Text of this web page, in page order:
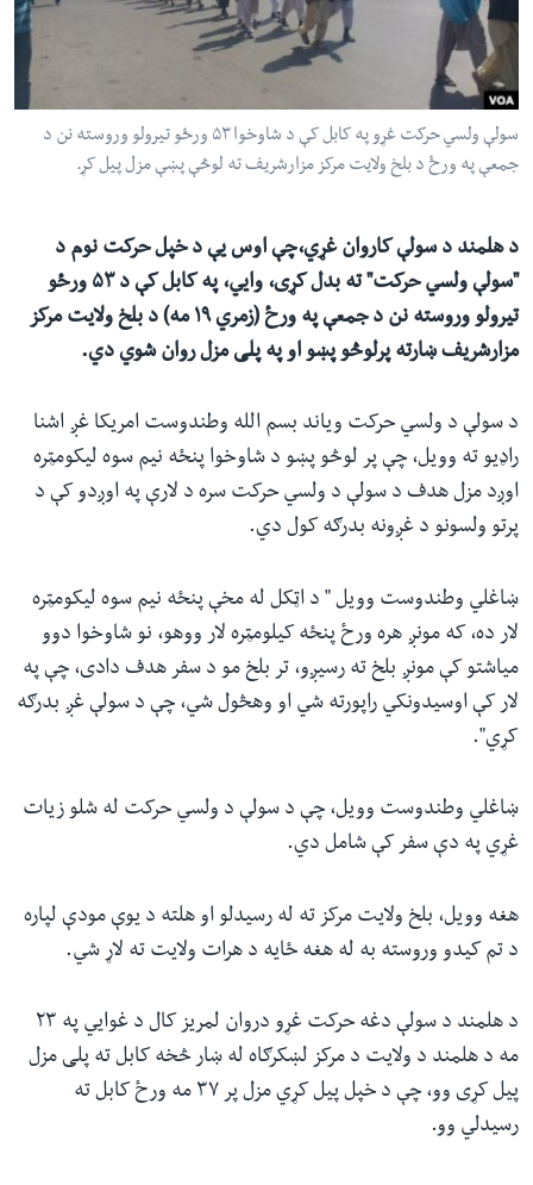
شئ
ځای
لاړ
له مونږ سره په تماس کې پاتې شئ
ژبې
سولې ولسي حرکت غړو په کابل کې د شاوخوا ۵۳ ورځو تیرولو وروسته نن د
جمعې په ورځ د بلخ ولایت مرکز مزارشریف ته لوڅې پښې مزل پیل کړ.
د هلمند د سولې کاروان غړي،چې اوس یې د خپل حرکت نوم د
"سولې ولسي حرکت" ته بدل کړی، وایي، په کابل کې د ۵۳ ورځو
تیرولو وروسته نن د جمعې په ورځ (زمري ۱۹ مه) د بلخ ولایت مرکز
مزارشریف ښارته پرلوڅو پښو او په پلی مزل روان شوي دي.
د سولې د ولسي حرکت ویاند بسم الله وطندوست امریکا غږ اشنا
راډیو ته وویل، چې پر لوڅو پښو د شاوخوا پنځه نیم سوه لیکومټره
اوږد مزل هدف د سولې د ولسي حرکت سره د لارې په اوږدو کې د
پرتو ولسونو د غږونه بدرګه کول دي.
ښاغلي وطندوست وویل " د اټکل له مخې پنځه نیم سوه لیکومټره
لار ده، که مونږ هره ورځ پنځه کیلومټره لار ووهو، نو شاوخوا دوو
میاشتو کې مونږ بلخ ته رسیږو، تر بلخ مو د سفر هدف دادی، چې په
لار کې اوسیدونکي راپورته شي او وهڅول شي، چې د سولې غږ بدرګه
کړي".
ښاغلي وطندوست وویل، چې د سولې د ولسي حرکت له شلو زیات
غړي په دې سفر کې شامل دي.
هغه وویل، بلخ ولایت مرکز ته له رسیدلو او هلته د یوې مودې لپاره
د تم کیدو وروسته به له هغه ځایه د هرات ولایت ته لاړ شي.
د هلمند د سولې دغه حرکت غړو دروان لمریز کال د غوایي په ۲۳
مه د هلمند د ولایت د مرکز لښکرګاه له ښار څخه کابل ته پلی مزل
پیل کړی وو، چې د خپل پیل کړي مزل پر ۳۷ مه ورځ کابل ته
رسیدلي وو.